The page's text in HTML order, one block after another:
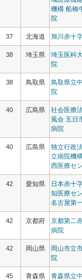
機構 船橋
院
37 北海道 旭川赤十
38 埼玉県
埼玉医科
院
38 鳥取県
鳥取県立
院
40 広島県
社会医療
風会 五日
病院
40 広島県
独立行政
立病院機
西医療セ
42 愛知県
日本赤十
知医療セ
名古屋第
42 京都府
京都第二
病院
42 岡山県
岡山市立
院
45 青森県
青森県立